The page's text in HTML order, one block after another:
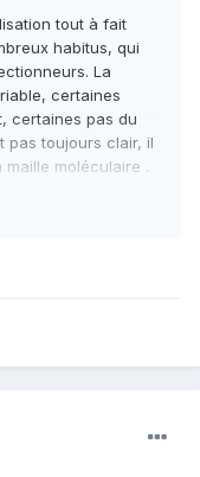
tout à fait
habitus, qui
La
certaines
certaines pas du
pas toujours clair, il
moléculaire .
aux uv longs.